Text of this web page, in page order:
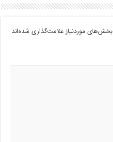
بخش‌های موردنیاز علامت‌گذاری شده‌اند